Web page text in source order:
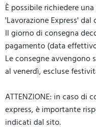
È possibile richiedere
'Lavorazione Express'
Il giorno di consegna
pagamento (data
Le consegne
al venerdì, escluse
ATTENZIONE: in caso di
express, è importante
indicati dal sito.